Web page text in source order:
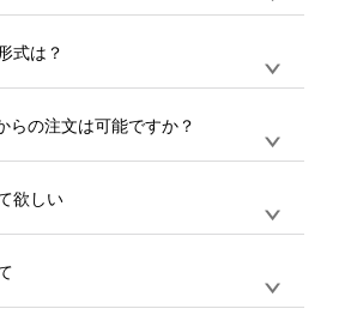
っております。デザインツールから
の作成から決済まで完了できます。
やシルク印刷など、大口注文の場合
ートが担当するエコバッグコンシェル
ラーコンシェルをご利用ください。製
量が多ければ多いほど、オンデマンド
よりも低価格で製作することが可能で
式は？
ータ形式は、JPG / PNG / AI / PSD /
になります。データの最大サイズ
もアップロード可能です。使用できな
エラーになります。（※ Illustratorか
稿には対応していません。AIで保存
ンツールからアップロードして下さ
らの注文は可能ですか？
け付けております。30個以上のご製
えの方は、サポートが担当するエコバ
頂ければ、電話やFAX、メールなど
が可能です。
欲しい
欲しい。などの場合は、製作数量が
であれば、サポート担当が、デザイ